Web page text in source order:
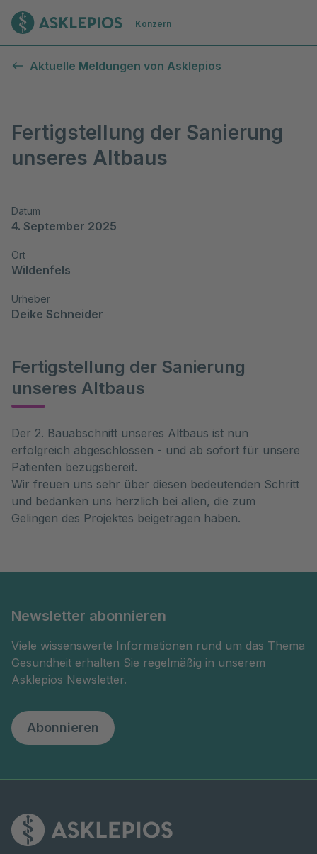
Zur Startseite
Konzern
Aktuelle Meldungen von Asklepios
Fertigstellung der Sanierung
unseres Altbaus
Datum
4. September 2025
Ort
Wildenfels
Urheber
Deike Schneider
Fertigstellung der Sanierung
unseres Altbaus
Der 2. Bauabschnitt unseres Altbaus ist nun
erfolgreich abgeschlossen - und ab sofort für unsere
Patienten bezugsbereit.
Wir freuen uns sehr über diesen bedeutenden Schritt
und bedanken uns herzlich bei allen, die zum
Gelingen des Projektes beigetragen haben.
Newsletter abonnieren
Viele wissenswerte Informationen rund um das Thema
Gesundheit erhalten Sie regelmäßig in unserem
Asklepios Newsletter.
Abonnieren